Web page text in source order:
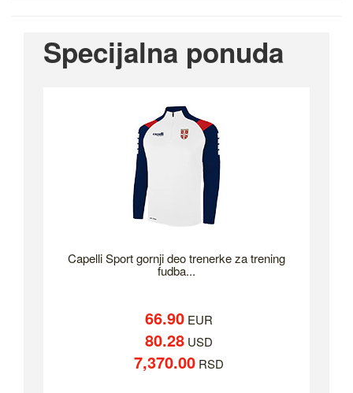
Specijalna ponuda
Capelli Sport gornji deo trenerke za trening
fudba...
66.90EUR
80.28USD
7,370.00RSD